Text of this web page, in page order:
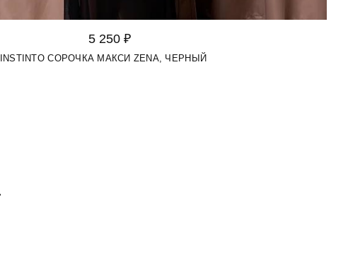
5 250 ₽
INSTINTO СОРОЧКА МАКСИ ZENA, ЧЕРНЫЙ